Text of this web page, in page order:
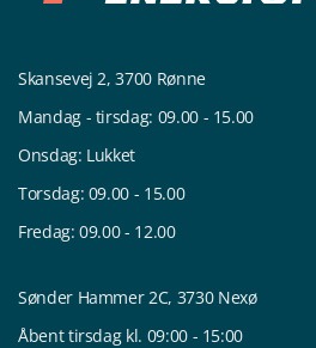
Skansevej 2, 3700 Rønne
Mandag - tirsdag: 09.00 - 15.00
Onsdag: Lukket
Torsdag: 09.00 - 15.00
Fredag: 09.00 - 12.00
Sønder Hammer 2C, 3730 Nexø
Åbent tirsdag kl. 09:00 - 15:00